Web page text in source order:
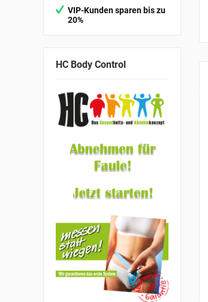
VIP-Kunden sparen bis zu
20%
HC Body Control